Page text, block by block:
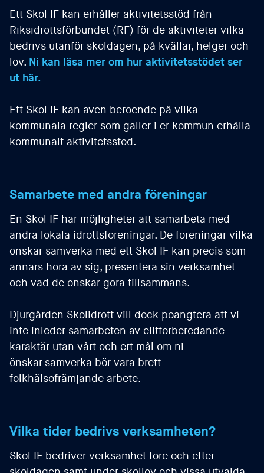
Ett Skol IF kan erhåller aktivitetsstöd från
Riksidrottsförbundet (RF) för de aktiviteter vilka
bedrivs utanför skoldagen, på kvällar, helger och
lov. Ni kan läsa mer om hur aktivitetsstödet ser
ut här.
Ett Skol IF kan även beroende på vilka
kommunala regler som gäller i er kommun erhålla
kommunalt aktivitetsstöd.
Samarbete med andra föreningar
En Skol IF har möjligheter att samarbeta med
andra lokala idrottsföreningar. De föreningar vilka
önskar samverka med ett Skol IF kan precis som
annars höra av sig, presentera sin verksamhet
och vad de önskar göra tillsammans.
Djurgården Skolidrott vill dock poängtera att vi
inte inleder samarbeten av elitförberedande
karaktär utan vårt och ert mål om ni
önskar samverka bör vara brett
folkhälsofrämjande arbete.
Vilka tider bedrivs verksamheten?
Skol IF bedriver verksamhet före och efter